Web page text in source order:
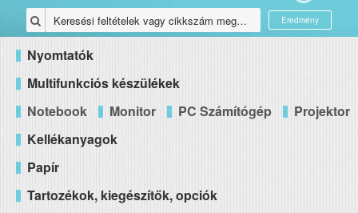
Eredmény
Nyomtatók
Multifunkciós készülékek
Notebook
Monitor PC Számítógép
Projektor
Kellékanyagok
Papír
Tartozékok, kiegészítők, opciók